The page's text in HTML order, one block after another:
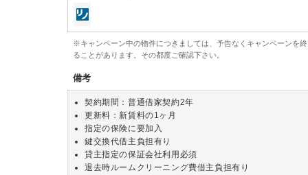
※キャンペーン中の物件につきましては、予告なくキャンペーンを
ることがあります。その都度ご確認下さい。
備考
契約期間：普通借家契約2年
更新料：新賃料の1ヶ月
指定の保険に要加入
鍵交換代借主負担有り
貸主指定の保証会社利用必須
退去時ルームクリーニング費借主負担有り